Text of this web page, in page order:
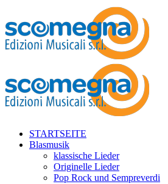
STARTSEITE
Blasmusik
klassische Lieder
Originelle Lieder
Pop Rock und Sempreverdi